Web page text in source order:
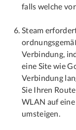
falls welche
Steam
Verbindung,
eine Site wie
Verbindung
Sie Ihren
WLAN auf
umsteigen.